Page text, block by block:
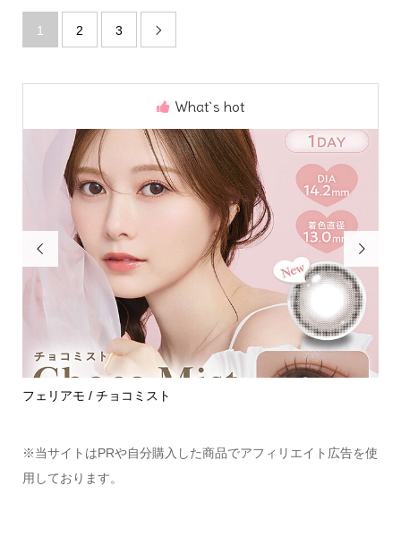
1 2 3 
What`s hot

フェリアモ / チョコミスト

※当サイトはPRや自分購入した商品でアフィリエイト広告を使
用しております。